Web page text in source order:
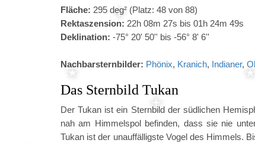
Fläche: 295 deg² (Platz: 48 von 88)
Rektaszension: 22h 08m 27s bis 01h 24m 49s
Deklination: -75° 20' 50'' bis -56° 8' 6''
Nachbarsternbilder: Phönix, Kranich, Indianer,
Das Sternbild Tukan
Der Tukan ist ein Sternbild der südlichen
nah am Himmelspol befinden, dass sie nie
Tukan ist der unauffälligste Vogel des Himmels.